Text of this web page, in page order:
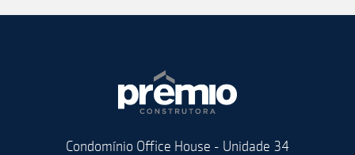
Condomínio Office House - Unidade 34